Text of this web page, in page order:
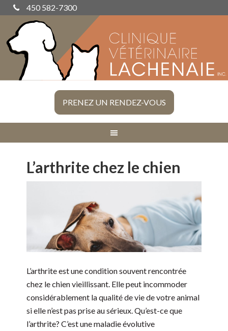
450 582-7300
PRENEZ UN RENDEZ-VOUS
L’arthrite chez le chien
L’arthrite est une condition souvent rencontrée
chez le chien vieillissant. Elle peut incommoder
considérablement la qualité de vie de votre animal
si elle n’est pas prise au sérieux. Qu’est-ce que
l’arthrite? C’est une maladie évolutive